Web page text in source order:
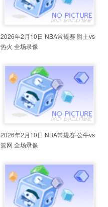
2026年2月10日 NBA常规赛 爵士vs
热火 全场录像
2026年2月10日 NBA常规赛 公牛vs
篮网 全场录像